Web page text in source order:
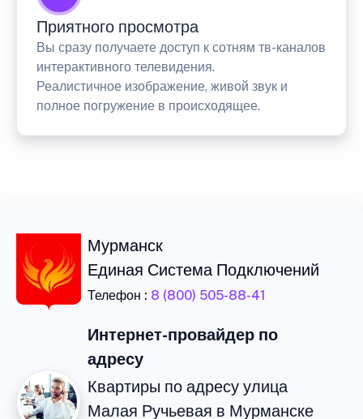
Приятного просмотра
Вы сразу получаете доступ к сотням тв-каналов
интерактивного телевидения.
Реалистичное изображение, живой звук и
полное погружение в происходящее.
Мурманск
Единая Система Подключений
Телефон : 8 (800) 505-88-41
Интернет-провайдер по
адресу
Квартиры по адресу улица
Малая Ручьевая в Мурманске